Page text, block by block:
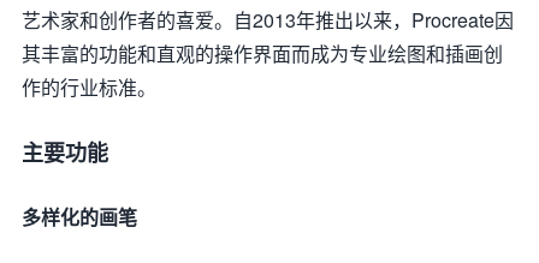
艺术家和创作者的喜爱。自2013年推出以来，Procreate因
其丰富的功能和直观的操作界面而成为专业绘图和插画创
作的行业标准。
主要功能
多样化的画笔